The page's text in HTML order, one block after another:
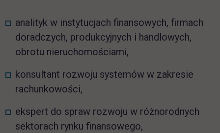
analityk w instytucjach finansowych, firmach
doradczych, produkcyjnych i handlowych,
obrotu nieruchomościami,
konsultant rozwoju systemów w zakresie
rachunkowości,
ekspert do spraw rozwoju w różnorodnych
sektorach rynku finansowego,